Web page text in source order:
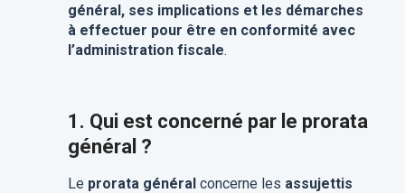
général, ses implications et les démarches
à effectuer pour être en conformité avec
l’administration fiscale.
1. Qui est concerné par le prorata
général ?
Le prorata généralconcerne les assujettis